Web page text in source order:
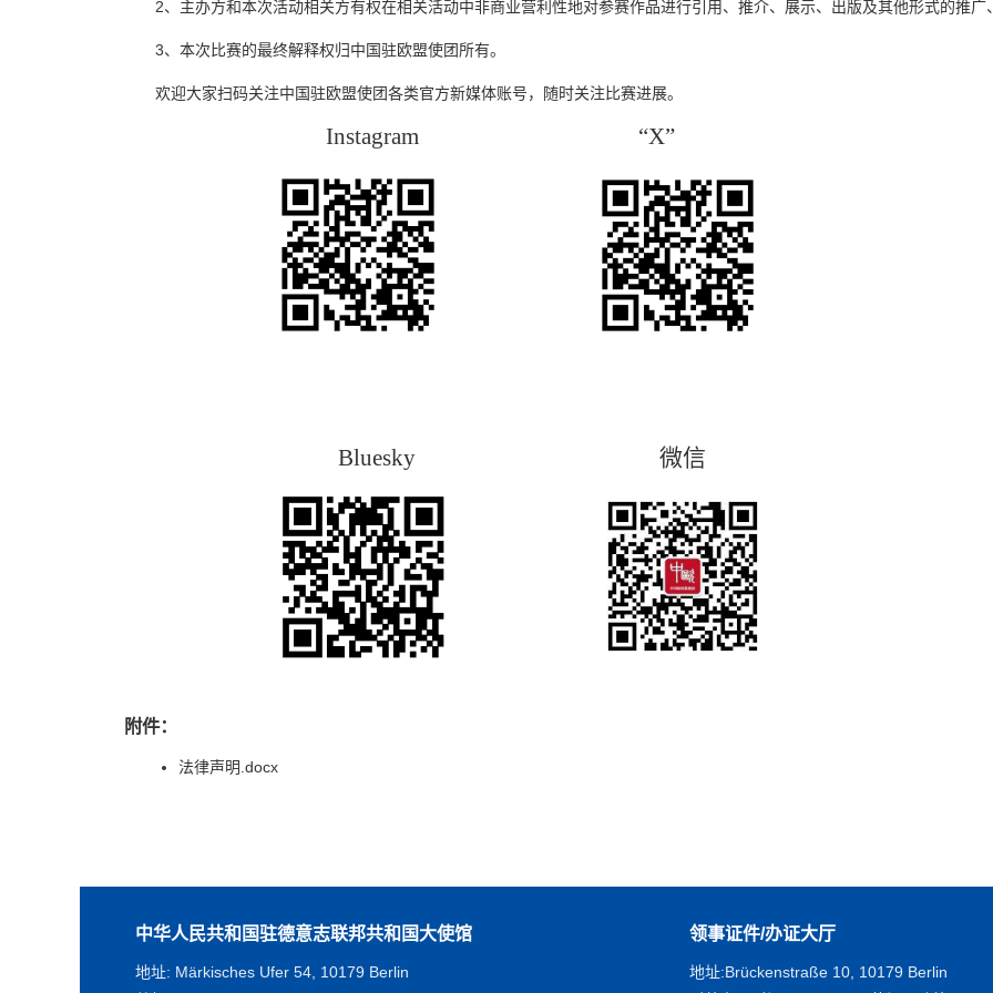
2、主办方和本次活动相关方有权在相关活动中非商业营利性地对参赛作品进行引用、推介、展示、出版及其他形式的推广
3、本次比赛的最终解释权归中国驻欧盟使团所有。
欢迎大家扫码关注中国驻欧盟使团各类官方新媒体账号，随时关注比赛进展。
Instagram “X”
Bluesky 微信
附件：
法律声明.docx
中华人民共和国驻德意志联邦共和国大使馆
地址: Märkisches Ufer 54, 10179 Berlin
领事证件/办证大厅
地址:Brückenstraße 10, 10179 Berlin